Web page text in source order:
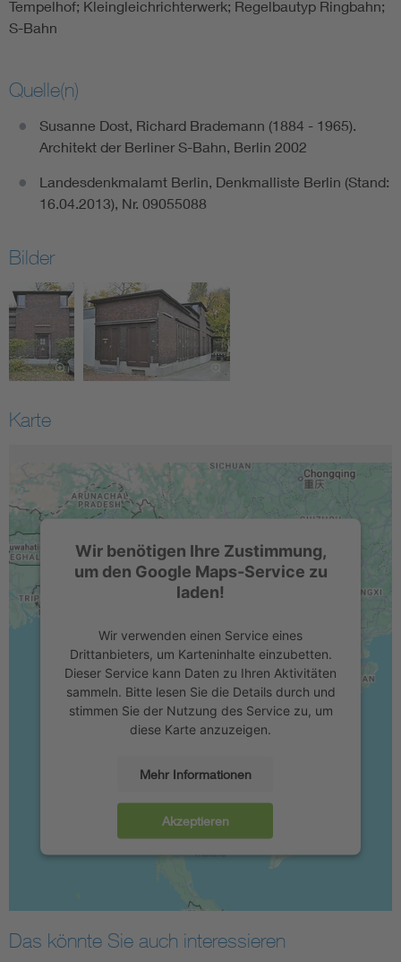
Tempelhof; Kleingleichrichterwerk; Regelbautyp Ringbahn;
S-Bahn
Quelle(n)
Susanne Dost, Richard Brademann (1884 - 1965).
Architekt der Berliner S-Bahn, Berlin 2002
Landesdenkmalamt Berlin, Denkmalliste Berlin (Stand:
16.04.2013), Nr. 09055088
Bilder
Karte
Wir benötigen Ihre Zustimmung,
um den Google Maps-Service zu
laden!
Wir verwenden einen Service eines
Drittanbieters, um Karteninhalte einzubetten.
Dieser Service kann Daten zu Ihren Aktivitäten
sammeln. Bitte lesen Sie die Details durch und
stimmen Sie der Nutzung des Service zu, um
diese Karte anzuzeigen.
Mehr Informationen
Akzeptieren
Das könnte Sie auch interessieren